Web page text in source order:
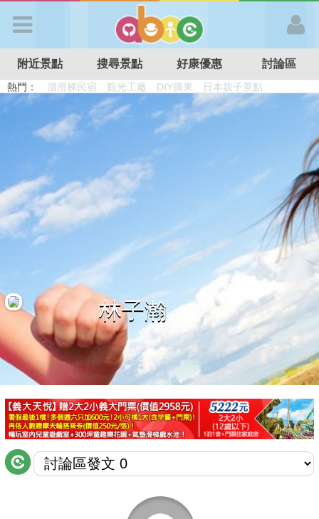
APP登入
首 頁
搜尋景點
好康優惠
最新留言
商家合作
推薦景點
討論區
聯絡我們
附近景點 搜尋景點 好康優惠 討論區
熱門： 溜滑梯民宿 觀光工廠 DIY摘果
日本親子景點
特色遊戲場
親子住房優惠 台北親子餐廳 溫泉泡湯SPA
林子瀚